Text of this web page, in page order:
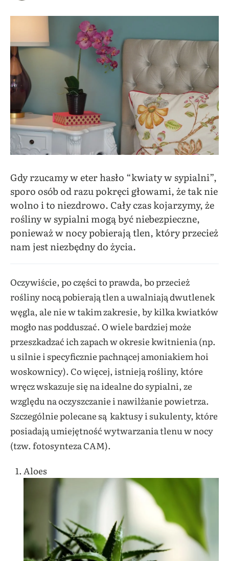
Gdy rzucamy w eter hasło “kwiaty w sypialni”,
sporo osób od razu pokręci głowami, że tak nie
wolno i to niezdrowo. Cały czas kojarzymy, że
rośliny w sypialni mogą być niebezpieczne,
ponieważ w nocy pobierają tlen, który przecież
nam jest niezbędny do życia.
Oczywiście, po części to prawda, bo przecież
rośliny nocą pobierają tlen a uwalniają dwutlenek
węgla, ale nie w takim zakresie, by kilka kwiatków
mogło nas podduszać. O wiele bardziej może
przeszkadzać ich zapach w okresie kwitnienia (np.
u silnie i specyficznie pachnącej amoniakiem hoi
woskownicy). Co więcej, istnieją rośliny, które
wręcz wskazuje się na idealne do sypialni, ze
względu na oczyszczanie i nawilżanie powietrza.
Szczególnie polecane są kaktusy i sukulenty, które
posiadają umiejętność wytwarzania tlenu w nocy
(tzw. fotosynteza CAM).
Aloes